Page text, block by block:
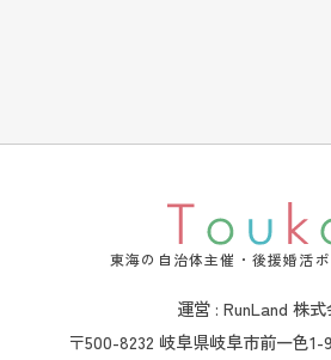
東海の自治体主催・後援婚活
運営 : RunLand 株
〒500-8232 岐阜県岐阜市前一色